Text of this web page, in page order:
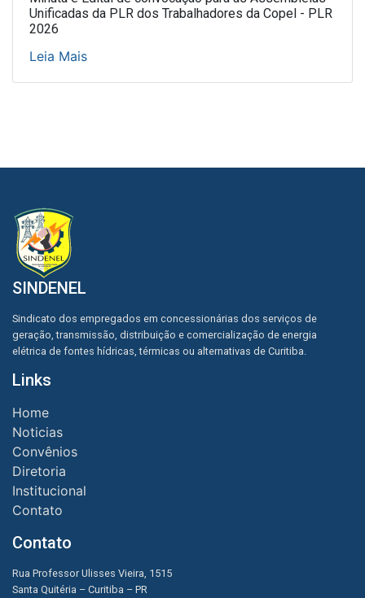
Unificadas da PLR dos Trabalhadores da Copel - PLR
2026
Leia Mais
SINDENEL
Sindicato dos empregados em concessionárias dos serviços de
geração, transmissão, distribuição e comercialização de energia
elétrica de fontes hídricas, térmicas ou alternativas de Curitiba.
Links
Home
Noticias
Convênios
Diretoria
Institucional
Contato
Contato
Rua Professor Ulisses Vieira, 1515
Santa Quitéria – Curitiba – PR